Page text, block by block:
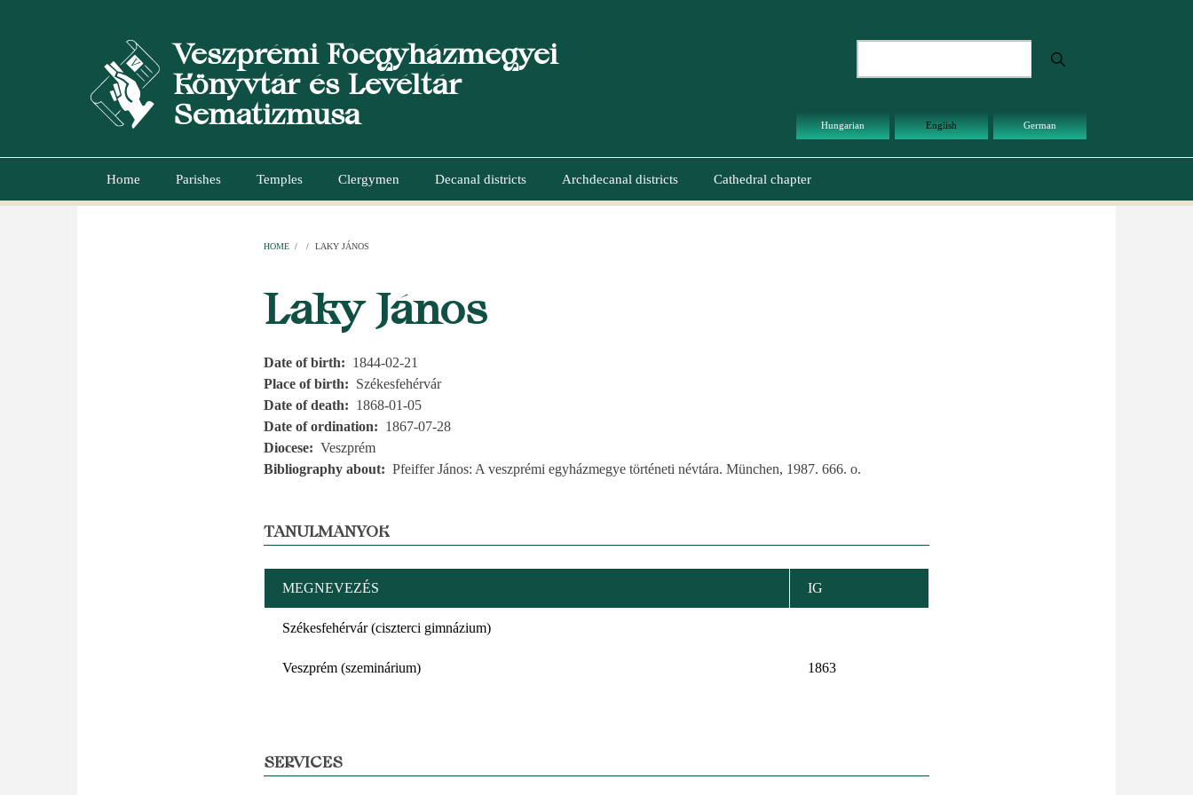
Veszprémi Főegyházmegyei
Könyvtár és Levéltár
Sematizmusa
Hungarian English German
Main
Home Parishes Temples Clergymen Decanal districts Archdecanal districts Cathedral chapter
HOME / / LAKY JÁNOS
Laky János
Date of birth
1844-02-21
Place of birth
Székesfehérvár
Date of death
1868-01-05
Date of ordination
1867-07-28
Diocese
Veszprém
Bibliography about
Pfeiffer János: A veszprémi egyházmegye történeti névtára. München, 1987. 666. o.
TANULMÁNYOK
MEGNEVEZÉS IG
Székesfehérvár (ciszterci gimnázium)
Veszprém (szeminárium) 1863
SERVICES